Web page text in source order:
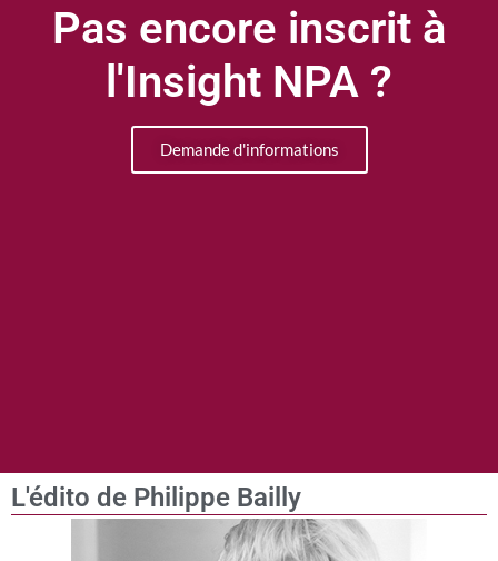
Pas encore inscrit à
l'Insight NPA ?
Demande d'informations
L'édito de Philippe Bailly